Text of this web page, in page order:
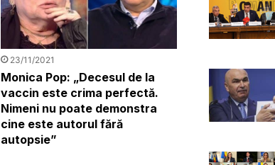
23/11/2021
Monica Pop: „Decesul de la
vaccin este crima perfectă.
Nimeni nu poate demonstra
cine este autorul fără
autopsie”